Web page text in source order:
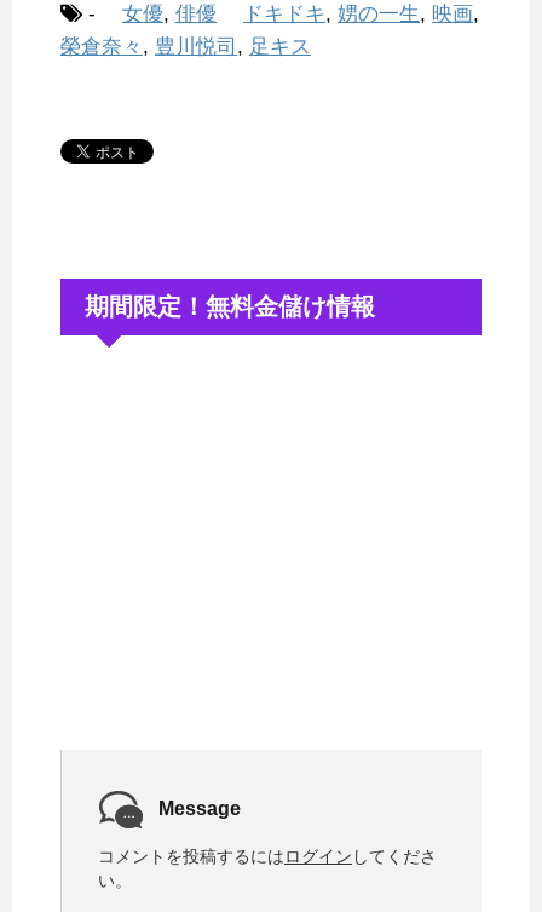
- 女優, 俳優 ドキドキ, 娚の一生, 映画,
榮倉奈々 , 豊川悦司 , 足キス
期間限定！無料金儲け情報
Message
コメントを投稿するにはログイン してくださ
い。